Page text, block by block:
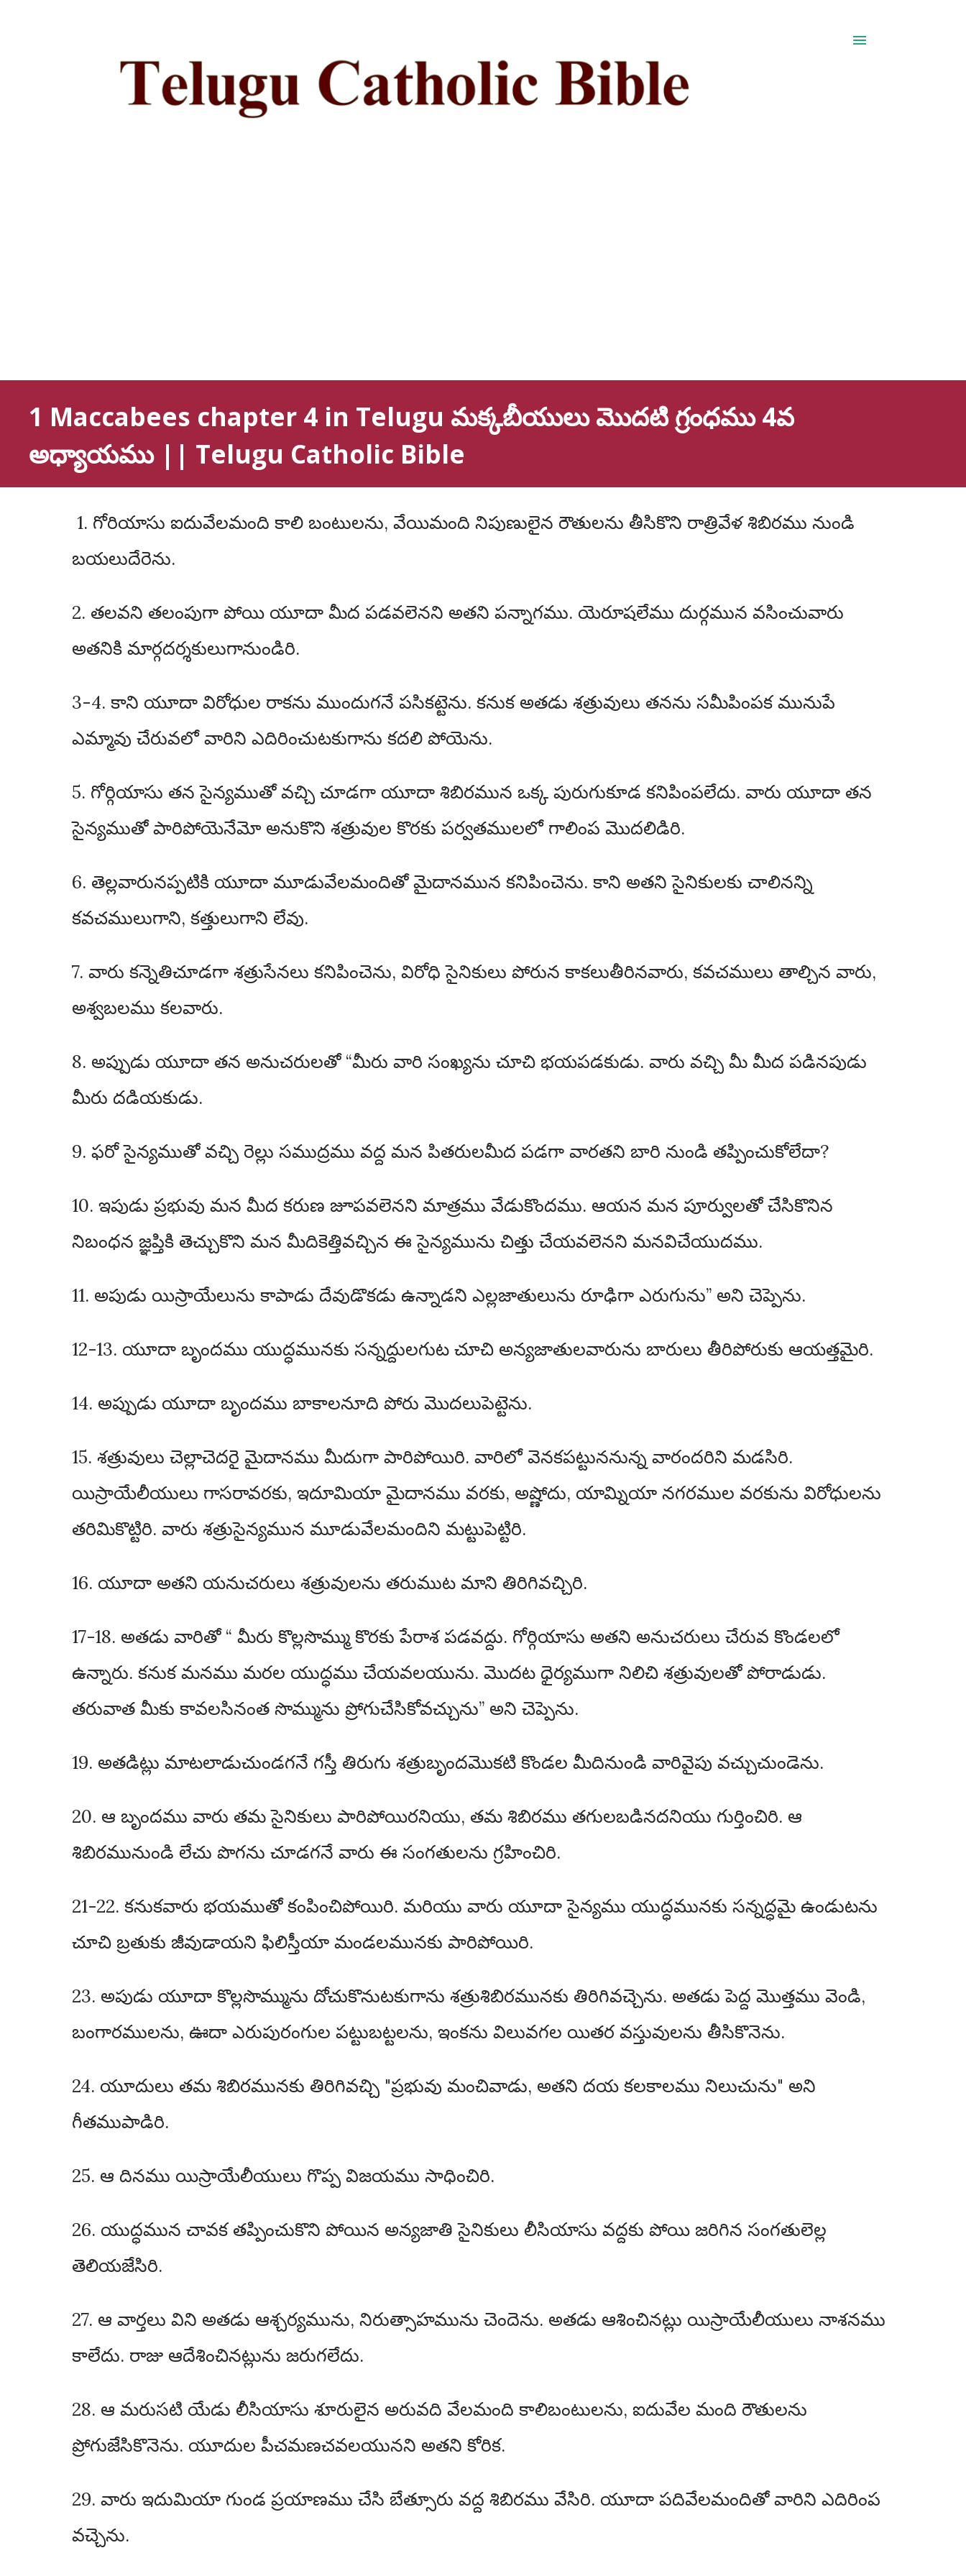
1 Maccabees chapter 4 in Telugu మక్కబీయులు మొదటి గ్రంధము 4వ
అధ్యాయము || Telugu Catholic Bible
1. గోరియాసు ఐదువేలమంది కాలి బంటులను, వేయిమంది నిపుణులైన రౌతులను తీసికొని రాత్రివేళ శిబిరము నుండి
బయలుదేరెను.
2. తలవని తలంపుగా పోయి యూదా మీద పడవలెనని అతని పన్నాగము. యెరూషలేము దుర్గమున వసించువారు
అతనికి మార్గదర్శకులుగానుండిరి.
3-4. కాని యూదా విరోధుల రాకను ముందుగనే పసికట్టెను. కనుక అతడు శత్రువులు తనను సమీపింపక మునుపే
ఎమ్మావు చేరువలో వారిని ఎదిరించుటకుగాను కదలి పోయెను.
5. గోర్గియాసు తన సైన్యముతో వచ్చి చూడగా యూదా శిబిరమున ఒక్క పురుగుకూడ కనిపింపలేదు. వారు యూదా తన
సైన్యముతో పారిపోయెనేమో అనుకొని శత్రువుల కొరకు పర్వతములలో గాలింప మొదలిడిరి.
6. తెల్లవారునప్పటికి యూదా మూడువేలమందితో మైదానమున కనిపించెను. కాని అతని సైనికులకు చాలినన్ని
కవచములుగాని, కత్తులుగాని లేవు.
7. వారు కన్నెతిచూడగా శత్రుసేనలు కనిపించెను, విరోధి సైనికులు పోరున కాకలుతీరినవారు, కవచములు తాల్చిన వారు,
అశ్వబలము కలవారు.
8. అప్పుడు యూదా తన అనుచరులతో “మీరు వారి సంఖ్యను చూచి భయపడకుడు. వారు వచ్చి మీ మీద పడినపుడు
మీరు దడియకుడు.
9. ఫరో సైన్యముతో వచ్చి రెల్లు సముద్రము వద్ద మన పితరులమీద పడగా వారతని బారి నుండి తప్పించుకోలేదా?
10. ఇపుడు ప్రభువు మన మీద కరుణ జూపవలెనని మాత్రము వేడుకొందము. ఆయన మన పూర్వులతో చేసికొనిన
నిబంధన జ్ఞప్తికి తెచ్చుకొని మన మీదికెత్తివచ్చిన ఈ సైన్యమును చిత్తు చేయవలెనని మనవిచేయుదము.
11. అపుడు యిస్రాయేలును కాపాడు దేవుడొకడు ఉన్నాడని ఎల్లజాతులును రూఢిగా ఎరుగును” అని చెప్పెను.
12-13. యూదా బృందము యుద్ధమునకు సన్నద్దులగుట చూచి అన్యజాతులవారును బారులు తీరిపోరుకు ఆయత్తమైరి.
14. అప్పుడు యూదా బృందము బాకాలనూది పోరు మొదలుపెట్టెను.
15. శత్రువులు చెల్లాచెదరై మైదానము మీదుగా పారిపోయిరి. వారిలో వెనకపట్టుననున్న వారందరిని మడసిరి.
యిస్రాయేలీయులు గాసరావరకు, ఇదూమియా మైదానము వరకు, అష్ణోదు, యామ్నియా నగరముల వరకును విరోధులను
తరిమికొట్టిరి. వారు శత్రుసైన్యమున మూడువేలమందిని మట్టుపెట్టిరి.
16. యూదా అతని యనుచరులు శత్రువులను తరుముట మాని తిరిగివచ్చిరి.
17-18. అతడు వారితో “ మీరు కొల్లసొమ్ము కొరకు పేరాశ పడవద్దు. గోర్గియాసు అతని అనుచరులు చేరువ కొండలలో
ఉన్నారు. కనుక మనము మరల యుద్ధము చేయవలయును. మొదట ధైర్యముగా నిలిచి శత్రువులతో పోరాడుడు.
తరువాత మీకు కావలసినంత సొమ్మును ప్రోగుచేసికోవచ్చును” అని చెప్పెను.
19. అతడిట్లు మాటలాడుచుండగనే గస్తీ తిరుగు శత్రుబృందమొకటి కొండల మీదినుండి వారివైపు వచ్చుచుండెను.
20. ఆ బృందము వారు తమ సైనికులు పారిపోయిరనియు, తమ శిబిరము తగులబడినదనియు గుర్తించిరి. ఆ
శిబిరమునుండి లేచు పొగను చూడగనే వారు ఈ సంగతులను గ్రహించిరి.
21-22. కనుకవారు భయముతో కంపించిపోయిరి. మరియు వారు యూదా సైన్యము యుద్ధమునకు సన్నద్ధమై ఉండుటను
చూచి బ్రతుకు జీవుడాయని ఫిలిస్తీయా మండలమునకు పారిపోయిరి.
23. అపుడు యూదా కొల్లసొమ్మును దోచుకొనుటకుగాను శత్రుశిబిరమునకు తిరిగివచ్చెను. అతడు పెద్ద మొత్తము వెండి,
బంగారములను, ఊదా ఎరుపురంగుల పట్టుబట్టలను, ఇంకను విలువగల యితర వస్తువులను తీసికొనెను.
24. యూదులు తమ శిబిరమునకు తిరిగివచ్చి "ప్రభువు మంచివాడు, అతని దయ కలకాలము నిలుచును" అని
గీతముపాడిరి.
25. ఆ దినము యిస్రాయేలీయులు గొప్ప విజయము సాధించిరి.
26. యుద్ధమున చావక తప్పించుకొని పోయిన అన్యజాతి సైనికులు లీసియాసు వద్దకు పోయి జరిగిన సంగతులెల్ల
తెలియజేసిరి.
27. ఆ వార్తలు విని అతడు ఆశ్చర్యమును, నిరుత్సాహమును చెందెను. అతడు ఆశించినట్లు యిస్రాయేలీయులు నాశనము
కాలేదు. రాజు ఆదేశించినట్లును జరుగలేదు.
28. ఆ మరుసటి యేడు లీసియాసు శూరులైన అరువది వేలమంది కాలిబంటులను, ఐదువేల మంది రౌతులను
ప్రోగుజేసికొనెను. యూదుల పీచమణచవలయునని అతని కోరిక.
29. వారు ఇదుమియా గుండ ప్రయాణము చేసి బేత్సూరు వద్ద శిబిరము వేసిరి. యూదా పదివేలమందితో వారిని ఎదిరింప
వచ్చెను.